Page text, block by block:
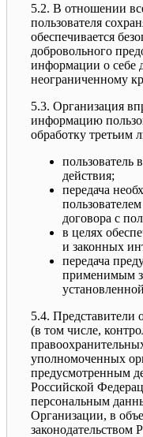
5.2. В отношении
пользователя
обеспечивается
добровольного
информации о себе
неограниченному
5.3. Организация
информацию
обработку третьим
пользователь
действия;
передача
договора с
в целях
и законных
передача
применимым
5.4. Представители
(в том числе,
уполномоченных
предусмотренным
Российской
персональным
Организации, в
законодательством